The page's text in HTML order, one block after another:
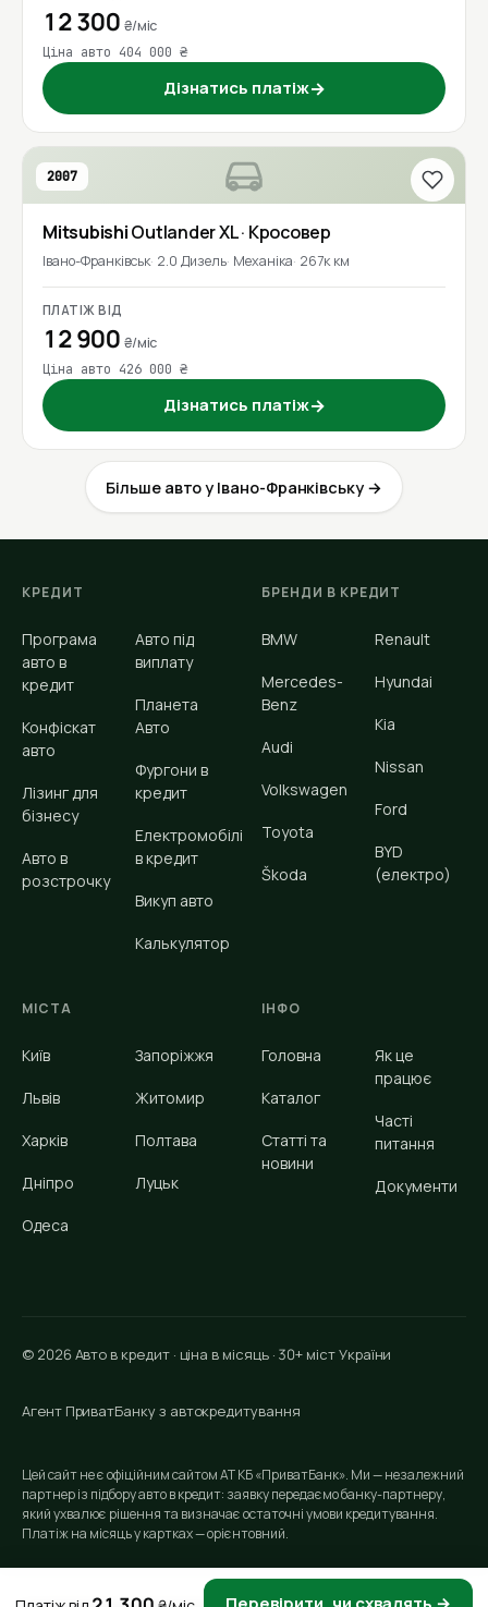
12 300 ₴/міс
Ціна авто 404 000 ₴
Дізнатись платіж→
2007
MitsubishiOutlander XL· Кросовер
Івано-Франківськ 2.0 Дизель Механіка 267к км
ПЛАТІЖ ВІД
12 900 ₴/міс
Ціна авто 426 000 ₴
Дізнатись платіж→
Більше авто у Івано-Франківську →
КРЕДИТ
Програма
авто в
кредит
Конфіскат
авто
Лізинг для
бізнесу
Авто в
розстрочку
Авто під
виплату
Планета
Авто
Фургони в
кредит
Електромобілі
в кредит
Викуп авто
Калькулятор
БРЕНДИ В КРЕДИТ
BMW
Mercedes-
Benz
Audi
Volkswagen
Toyota
Škoda
Renault
Hyundai
Kia
Nissan
Ford
BYD
(електро)
МІСТА
Київ
Львів
Харків
Дніпро
Одеса
Запоріжжя
Житомир
Полтава
Луцьк
ІНФО
Головна
Каталог
Статті та
новини
Як це
працює
Часті
питання
Документи
© 2026 Авто в кредит · ціна в місяць · 30+ міст України
Агент ПриватБанку з автокредитування
Цей сайт не є офіційним сайтом АТ КБ «ПриватБанк». Ми — незалежний
партнер із підбору авто в кредит: заявку передаємо банку-партнеру,
який ухвалює рішення та визначає остаточні умови кредитування.
Платіж на місяць у картках — орієнтовний.